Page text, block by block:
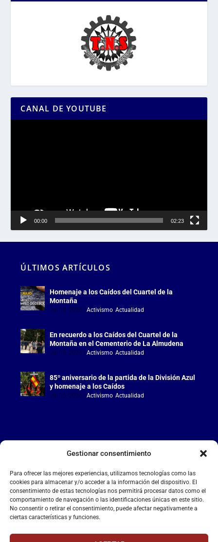
Gestionar consentimiento
Para ofrecer las mejores experiencias, utilizamos tecnologías como las
cookies para almacenar y/o acceder a la información del dispositivo. El
consentimiento de estas tecnologías nos permitirá procesar datos como el
comportamiento de navegación o las identificaciones únicas en este sitio.
No consentir o retirar el consentimiento, puede afectar negativamente a
ciertas características y funciones.
CANAL DE YOUTUBE
00:00 02:23
ÚLTIMOS ARTÍCULOS
Homenaje a los Caídos del Cuartel de la
Montaña
Jul 18, 2026 |Activismo,Actualidad
En recuerdo a los Caídos del Cuartel de la
Montaña en el Cementerio de La Almudena
Jul 18, 2026 |Activismo,Actualidad
85º aniversario de la partida de la División Azul
y homenaje a los Caídos
Jul 15, 2026 |Activismo,Actualidad
LA FALANGE
Reproductor
de
vídeo